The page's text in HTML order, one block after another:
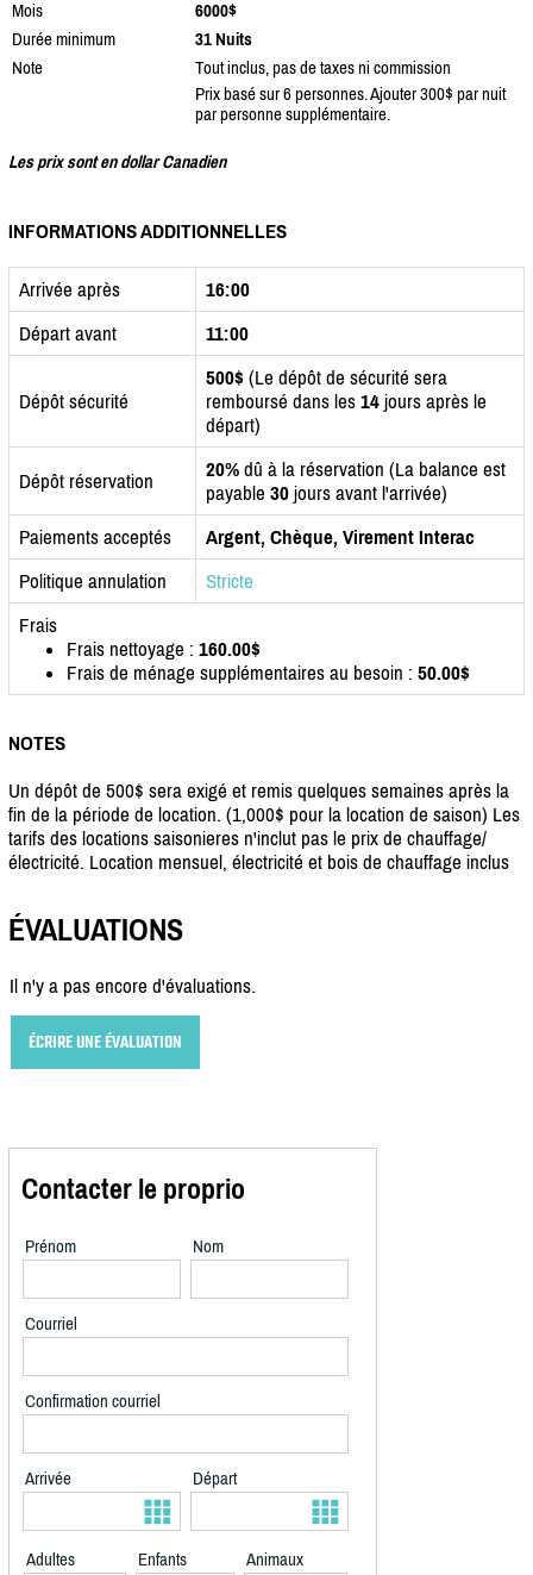
Mois
6000$
Durée minimum
31 Nuits
Note
Tout inclus, pas de taxes ni commission
Prix basé sur 6 personnes. Ajouter 300$ par nuit
par personne supplémentaire.
Les prix sont en dollar Canadien
INFORMATIONS ADDITIONNELLES
Arrivée après
16:00
Départ avant
11:00
Dépôt sécurité
500$ (Le dépôt de sécurité sera
remboursé dans les 14 jours après le
départ)
Dépôt réservation 20% dû à la réservation (La balance est
payable 30 jours avant l'arrivée)
Paiements acceptés
Argent, Chèque, Virement Interac
Politique annulation
Stricte
Frais
Frais nettoyage : 160.00$
Frais de ménage supplémentaires au besoin : 50.00$
NOTES
Un dépôt de 500$ sera exigé et remis quelques semaines après la
fin de la période de location. (1,000$ pour la location de saison) Les
tarifs des locations saisonieres n'inclut pas le prix de chauffage/
électricité. Location mensuel, électricité et bois de chauffage inclus
ÉVALUATIONS
Il n'y a pas encore d'évaluations.
ÉCRIRE UNE ÉVALUATION
Contacter le proprio
Prénom Nom
Courriel
Confirmation courriel
Arrivée Départ
Adultes Enfants Animaux